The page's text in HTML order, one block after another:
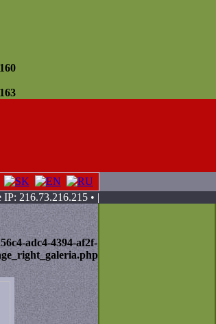
160
163
IP: 216.73.216.215 • |
adc4-4394-af2f-